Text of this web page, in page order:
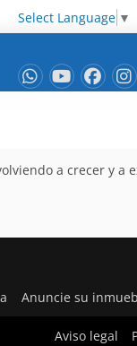
Select Language ▼
a crecer y a
Anuncie su
Aviso legal